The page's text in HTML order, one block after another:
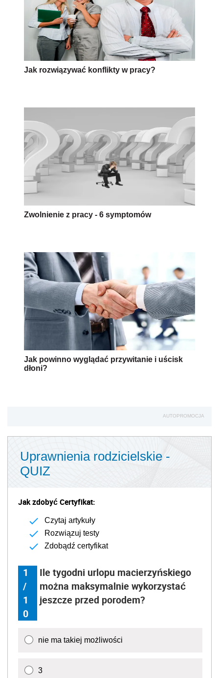
Jak rozwiązywać konflikty w pracy?
Zwolnienie z pracy - 6 symptomów
Jak powinno wyglądać przywitanie i uścisk
dłoni?
AUTOPROMOCJA
Uprawnienia rodzicielskie -
QUIZ
Jak zdobyć Certyfikat:
Czytaj artykuły
Rozwiązuj testy
Zdobądź certyfikat
1
/
1
0
Ile tygodni urlopu macierzyńskiego
można maksymalnie wykorzystać
jeszcze przed porodem?
nie ma takiej możliwości
3